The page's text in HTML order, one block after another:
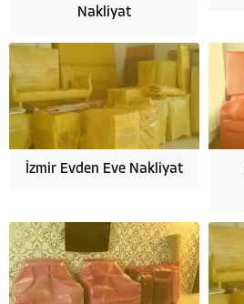
Nakliyat
İzmir Evden Eve Nakliyat